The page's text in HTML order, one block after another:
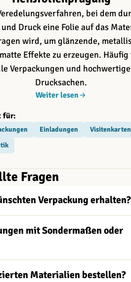
bei dem
Druck eine Folie auf das
wird, um glänzende,
Effekte zu erzeugen.
Verpackungen und hochwertige
Drucksachen.
Weiter lesen
für:
Einladungen
Visitenkarten
Fragen
Verpackung erhalten?
mit Sondermaßen oder
Materialien bestellen?